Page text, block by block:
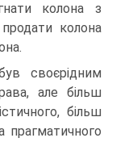
колона з
колона
своєрідним
але більш
більш
прагматичного